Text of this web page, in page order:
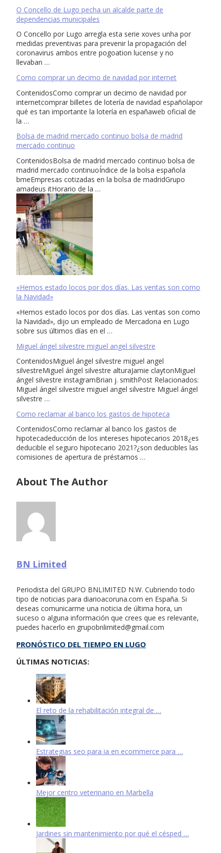
O Concello de Lugo pecha un alcalde parte de
dependencias municipales
O Concello por Lugo arregla esta serie xoves unha por
medidas preventivas para prevenir la propagación del
coronavirus ambos entre pogoation lucense y no
llevaban …
Como comprar un decimo de navidad por internet
ContenidosComo comprar un decimo de navidad por
internetcomprar billetes de lotería de navidad españolapor
qué es tan importante la lotería en españaweb oficial de
la …
Bolsa de madrid mercado continuo bolsa de madrid
mercado continuo
ContenidosBolsa de madrid mercado continuo bolsa de
madrid mercado continuoÍndice de la bolsa española
bmeEmpresas cotizadas en la bolsa de madridGrupo
amadeus itHorario de la …
«Hemos estado locos por dos días. Las ventas son como
la Navidad»
«Hemos estado locos por dos días. Las ventas son como
la Navidad», dijo un empleado de Mercadona en Lugo
sobre sus últimos días en el …
Miguel ángel silvestre miguel angel silvestre
ContenidosMiguel ángel silvestre miguel angel
silvestreMiguel ángel silvestre alturaJamie claytonMiguel
ángel silvestre instagramBrian j. smithPost Relacionados:
Miguel ángel silvestre miguel angel silvestre Miguel ángel
silvestre …
Como reclamar al banco los gastos de hipoteca
ContenidosComo reclamar al banco los gastos de
hipotecadeducción de los intereses hipotecarios 2018¿es
deducible el seguro hipotecario 2021?¿son deducibles las
comisiones de apertura de préstamos …
About The Author
BN Limited
Periodista del GRUPO BNLIMITED N.W. Cubriendo todo
tipo de noticias para diarioacoruna.com en España. Si
deseas comunicarme una noticia de última hora, un
suceso o alguna información que crees que es relevante,
puedes hacerlo en grupobnlimited@gmail.com
PRONÓSTICO DEL TIEMPO EN LUGO
ÚLTIMAS NOTICIAS:
El reto de la rehabilitación integral de …
Estrategias seo para ia en ecommerce para …
Mejor centro veterinario en Marbella
Jardines sin mantenimiento por qué el césped …